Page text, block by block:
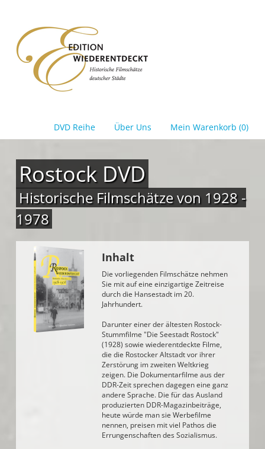
DVD Reihe Über Uns Mein Warenkorb (0)
Rostock DVD
Historische Filmschätze von 1928 -
1978
Inhalt
Die vorliegenden Filmschätze nehmen
Sie mit auf eine einzigartige Zeitreise
durch die Hansestadt im 20.
Jahrhundert.
Darunter einer der ältesten Rostock-
Stummfilme "Die Seestadt Rostock"
(1928) sowie wiederentdeckte Filme,
die die Rostocker Altstadt vor ihrer
Zerstörung im zweiten Weltkrieg
zeigen. Die Dokumentarfilme aus der
DDR-Zeit sprechen dagegen eine ganz
andere Sprache. Die für das Ausland
produzierten DDR-Magazinbeiträge,
heute würde man sie Werbefilme
nennen, preisen mit viel Pathos die
Errungenschaften des Sozialismus.